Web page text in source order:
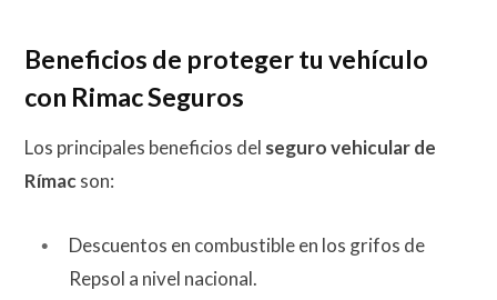
Beneficios de proteger tu vehículo
con Rimac Seguros
Los principales beneficios del seguro vehicular de
Rímacson:
Descuentos en combustible en los grifos de
Repsol a nivel nacional.